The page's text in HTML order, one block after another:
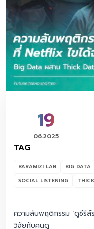
19
06.2025
TAG
BARAMIZI LAB BIG DATA
SOCIAL LISTENING
ความลับพฤติกรรม ‘ดูซีรีส์
วิจัยกับคนดู